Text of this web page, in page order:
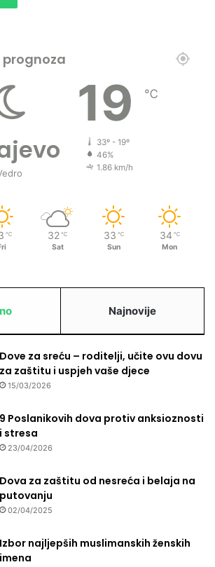
19 ℃
33º - 19º
46%
1.86 km/h
℃ 32 ℃
Sat
33 ℃
Sun
34 ℃
Mon
Najnovije
Dove za sreću – roditelji, učite ovu dovu
za zaštitu i uspjeh vaše djece
15/03/2026
9 Poslanikovih dova protiv anksioznosti
i stresa
23/04/2026
Dova za zaštitu od nesreća i belaja na
putovanju
02/04/2025
Izbor najljepših muslimanskih ženskih
imena